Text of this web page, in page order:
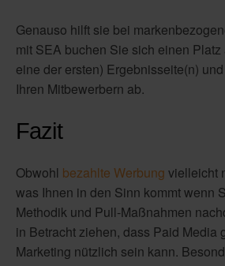
Genauso hilft sie bei
mit SEA buchen Sie sich einen Platz
eine der ersten) Ergebnisseite(n)
Ihren Mitbewerbern ab.
Fazit
Obwohl bezahlte Werbung vielleicht
was Ihnen in den Sinn kommt wenn
Methodik und Pull-Maßnahmen
in Betracht ziehen, dass Paid Media
Marketing nützlich sein kann.